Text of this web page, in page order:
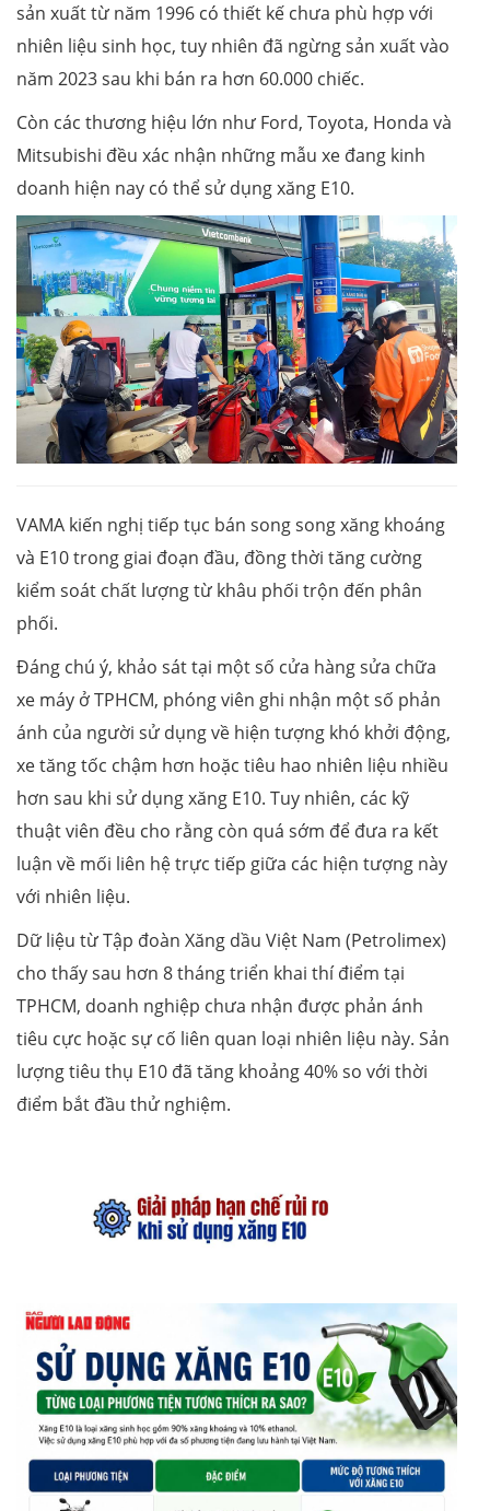
sản xuất từ năm 1996 có thiết kế chưa phù hợp với
nhiên liệu sinh học, tuy nhiên đã ngừng sản xuất vào
năm 2023 sau khi bán ra hơn 60.000 chiếc.
Còn các thương hiệu lớn như Ford, Toyota, Honda và
Mitsubishi đều xác nhận những mẫu xe đang kinh
doanh hiện nay có thể sử dụng xăng E10.
VAMA kiến nghị tiếp tục bán song song xăng khoáng
và E10 trong giai đoạn đầu, đồng thời tăng cường
kiểm soát chất lượng từ khâu phối trộn đến phân
phối.
Đáng chú ý, khảo sát tại một số cửa hàng sửa chữa
xe máy ở TPHCM, phóng viên ghi nhận một số phản
ánh của người sử dụng về hiện tượng khó khởi động,
xe tăng tốc chậm hơn hoặc tiêu hao nhiên liệu nhiều
hơn sau khi sử dụng xăng E10. Tuy nhiên, các kỹ
thuật viên đều cho rằng còn quá sớm để đưa ra kết
luận về mối liên hệ trực tiếp giữa các hiện tượng này
với nhiên liệu.
Dữ liệu từ Tập đoàn Xăng dầu Việt Nam (Petrolimex)
cho thấy sau hơn 8 tháng triển khai thí điểm tại
TPHCM, doanh nghiệp chưa nhận được phản ánh
tiêu cực hoặc sự cố liên quan loại nhiên liệu này. Sản
lượng tiêu thụ E10 đã tăng khoảng 40% so với thời
điểm bắt đầu thử nghiệm.